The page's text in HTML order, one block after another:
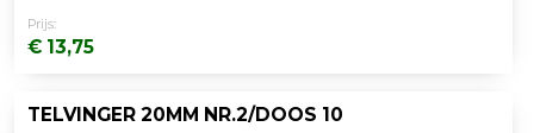
Prijs:
€ 13,75
TELVINGER 20MM NR.2/DOOS 10